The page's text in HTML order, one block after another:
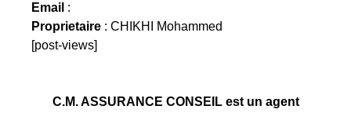
Email :
Proprietaire : CHIKHI Mohammed
[post-views]
C.M. ASSURANCE CONSEIL est un agent